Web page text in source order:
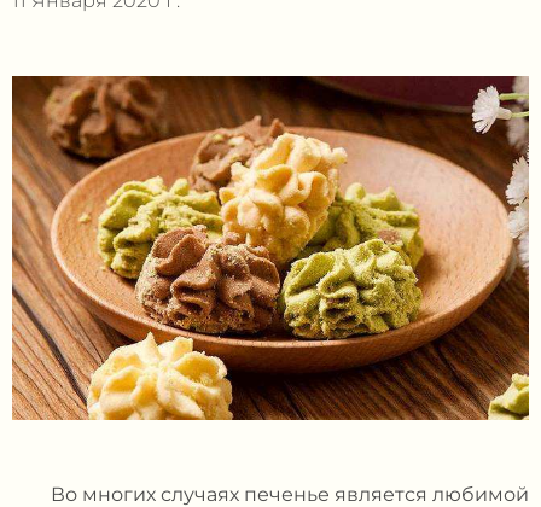
Во многих случаях печенье является любимой